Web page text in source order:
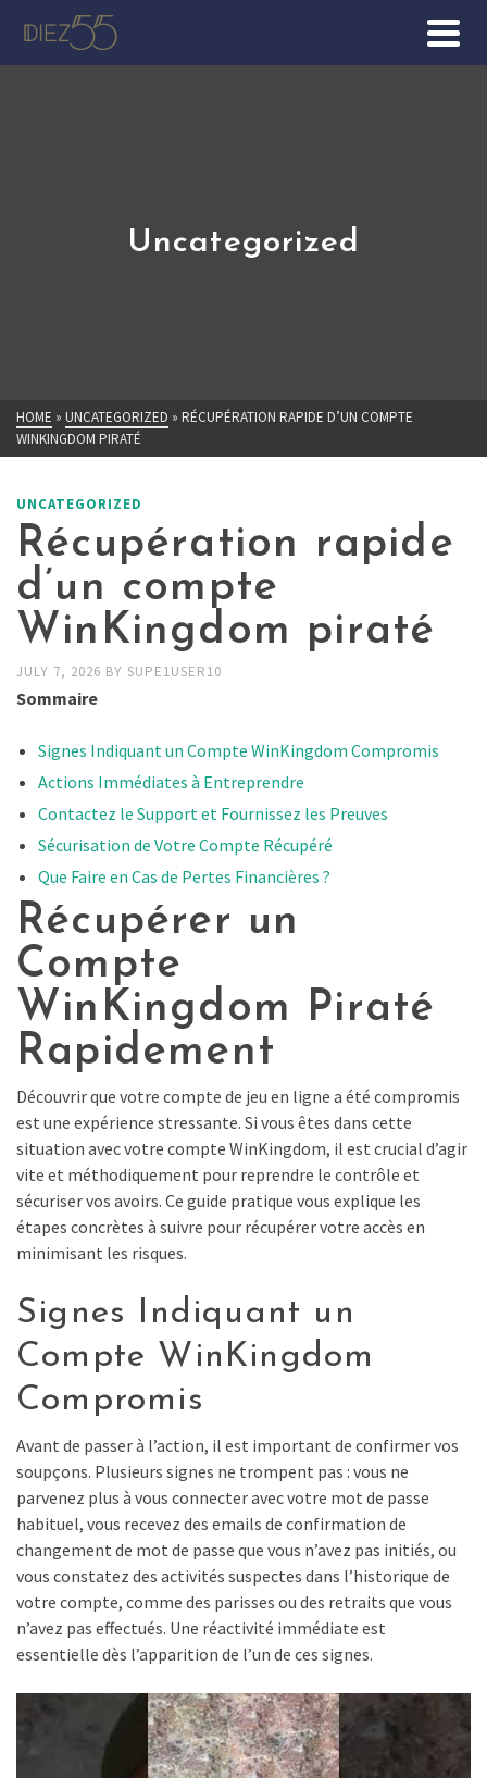
Uncategorized
HOME » UNCATEGORIZED » RÉCUPÉRATION RAPIDE D’UN COMPTE
WINKINGDOM PIRATÉ
UNCATEGORIZED
Récupération rapide
d’un compte
WinKingdom piraté
JULY 7, 2026 BY SUPE1USER10
Sommaire
Signes Indiquant un Compte WinKingdom Compromis
Actions Immédiates à Entreprendre
Contactez le Support et Fournissez les Preuves
Sécurisation de Votre Compte Récupéré
Que Faire en Cas de Pertes Financières ?
Récupérer un
Compte
WinKingdom Piraté
Rapidement
Découvrir que votre compte de jeu en ligne a été compromis
est une expérience stressante. Si vous êtes dans cette
situation avec votre compte WinKingdom, il est crucial d’agir
vite et méthodiquement pour reprendre le contrôle et
sécuriser vos avoirs. Ce guide pratique vous explique les
étapes concrètes à suivre pour récupérer votre accès en
minimisant les risques.
Signes Indiquant un
Compte WinKingdom
Compromis
Avant de passer à l’action, il est important de confirmer vos
soupçons. Plusieurs signes ne trompent pas : vous ne
parvenez plus à vous connecter avec votre mot de passe
habituel, vous recevez des emails de confirmation de
changement de mot de passe que vous n’avez pas initiés, ou
vous constatez des activités suspectes dans l’historique de
votre compte, comme des parisses ou des retraits que vous
n’avez pas effectués. Une réactivité immédiate est
essentielle dès l’apparition de l’un de ces signes.